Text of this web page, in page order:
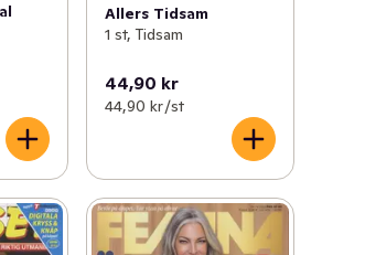
Allers Tidsam
1 st, Tidsam
44,90 kr
44,90 kr /st